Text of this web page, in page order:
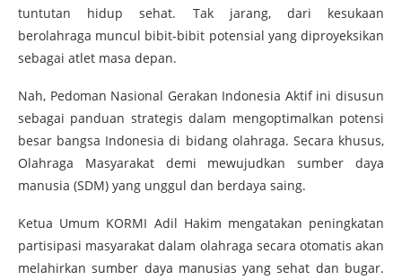
tuntutan hidup sehat. Tak jarang, dari kesukaan
berolahraga muncul bibit-bibit potensial yang diproyeksikan
sebagai atlet masa depan.
Nah, Pedoman Nasional Gerakan Indonesia Aktif ini disusun
sebagai panduan strategis dalam mengoptimalkan potensi
besar bangsa Indonesia di bidang olahraga. Secara khusus,
Olahraga Masyarakat demi mewujudkan sumber daya
manusia (SDM) yang unggul dan berdaya saing.
Ketua Umum KORMI Adil Hakim mengatakan peningkatan
partisipasi masyarakat dalam olahraga secara otomatis akan
melahirkan sumber daya manusias yang sehat dan bugar.